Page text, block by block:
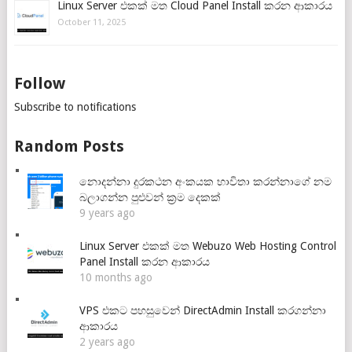
Linux Server එකක් මත Cloud Panel Install කරන ආකාරය
October 11, 2025
Follow
Subscribe to notifications
Random Posts
නොදන්නා දුරකථන අංකයක භාවිතා කරන්නාගේ නම
බලාගන්න පුළුවන් ක්‍රම දෙකක්
9 years ago
Linux Server එකක් මත Webuzo Web Hosting Control
Panel Install කරන ආකාරය
10 months ago
VPS එකට පහසුවෙන් DirectAdmin Install කරගන්නා
ආකාරය
2 years ago